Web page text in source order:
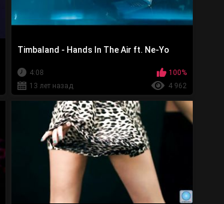
Timbaland - Hands In The Air ft. Ne-Yo
4:08
100%
13 лет назад
4 962